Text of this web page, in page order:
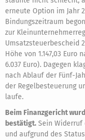
erneute Option im Jahr
Bindungszeitraum
zur
Umsatzsteuerbescheid
Höhe von 1.147,03 Euro
6.037 Euro). Dagegen
nach Ablauf der Fünf-
der Regelbesteuerung
laufe.
Beim Finanzgericht
bestätigt. Sein Widerruf
und aufgrund des